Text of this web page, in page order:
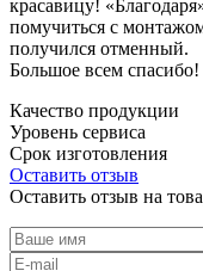
красавицу!
помучиться с
получился отменный.
Большое всем
Качество продукции
Уровень сервиса
Срок изготовления
Оставить отзыв
Оставить отзыв на